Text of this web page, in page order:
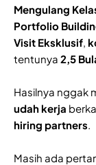
Mengulang
Portfolio
Visit Eksklusif
tentunya 2,5
Hasilnya nggak
udah kerja
hiring partners
Masih ada